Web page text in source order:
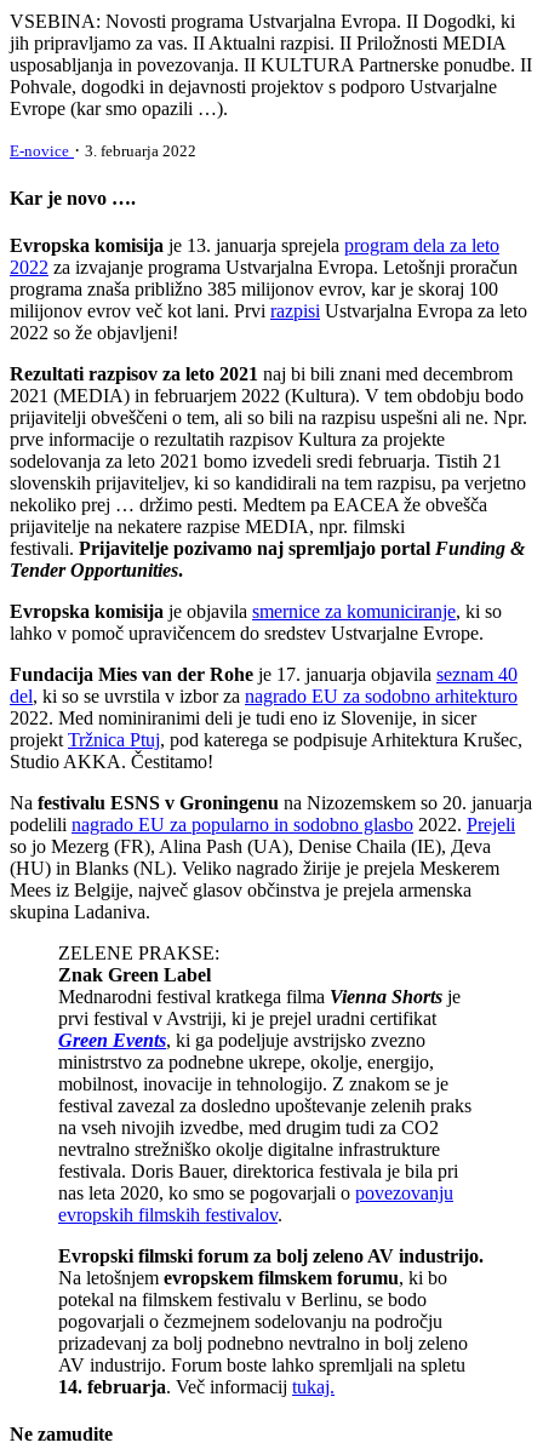
VSEBINA: Novosti programa Ustvarjalna Evropa. II Dogodki, ki
jih pripravljamo za vas. II Aktualni razpisi. II Priložnosti MEDIA
usposabljanja in povezovanja. II KULTURA Partnerske ponudbe. II
Pohvale, dogodki in dejavnosti projektov s podporo Ustvarjalne
Evrope (kar smo opazili …).
E-novice · 3. februarja 2022
Kar je novo ….
Evropska komisija je 13. januarja sprejela program dela za leto
2022 za izvajanje programa Ustvarjalna Evropa. Letošnji proračun
programa znaša približno 385 milijonov evrov, kar je skoraj 100
milijonov evrov več kot lani. Prvi razpisi Ustvarjalna Evropa za leto
2022 so že objavljeni!
Rezultati razpisov za leto 2021 naj bi bili znani med decembrom
2021 (MEDIA) in februarjem 2022 (Kultura). V tem obdobju bodo
prijavitelji obveščeni o tem, ali so bili na razpisu uspešni ali ne. Npr.
prve informacije o rezultatih razpisov Kultura za projekte
sodelovanja za leto 2021 bomo izvedeli sredi februarja. Tistih 21
slovenskih prijaviteljev, ki so kandidirali na tem razpisu, pa verjetno
nekoliko prej … držimo pesti. Medtem pa EACEA že obvešča
prijavitelje na nekatere razpise MEDIA, npr. filmski
festivali. Prijavitelje pozivamo naj spremljajo portal Funding &
Tender Opportunities.
Evropska komisija je objavila smernice za komuniciranje, ki so
lahko v pomoč upravičencem do sredstev Ustvarjalne Evrope.
Fundacija Mies van der Rohe je 17. januarja objavila seznam 40
del, ki so se uvrstila v izbor za nagrado EU za sodobno arhitekturo
2022. Med nominiranimi deli je tudi eno iz Slovenije, in sicer
projekt Tržnica Ptuj, pod katerega se podpisuje Arhitektura Krušec,
Studio AKKA. Čestitamo!
Na festivalu ESNS v Groningenu na Nizozemskem so 20. januarja
podelili nagrado EU za popularno in sodobno glasbo 2022. Prejeli
so jo Mezerg (FR), Alina Pash (UA), Denise Chaila (IE), Дeva
(HU) in Blanks (NL). Veliko nagrado žirije je prejela Meskerem
Mees iz Belgije, največ glasov občinstva je prejela armenska
skupina Ladaniva.
ZELENE PRAKSE:
Znak Green Label
Mednarodni festival kratkega filma Vienna Shorts je
prvi festival v Avstriji, ki je prejel uradni certifikat
Green Events, ki ga podeljuje avstrijsko zvezno
ministrstvo za podnebne ukrepe, okolje, energijo,
mobilnost, inovacije in tehnologijo. Z znakom se je
festival zavezal za dosledno upoštevanje zelenih praks
na vseh nivojih izvedbe, med drugim tudi za CO2
nevtralno strežniško okolje digitalne infrastrukture
festivala. Doris Bauer, direktorica festivala je bila pri
nas leta 2020, ko smo se pogovarjali o povezovanju
evropskih filmskih festivalov.
Evropski filmski forum za bolj zeleno AV industrijo.
Na letošnjem evropskem filmskem forumu, ki bo
potekal na filmskem festivalu v Berlinu, se bodo
pogovarjali o čezmejnem sodelovanju na področju
prizadevanj za bolj podnebno nevtralno in bolj zeleno
AV industrijo. Forum boste lahko spremljali na spletu
14. februarja. Več informacij tukaj.
Ne zamudite